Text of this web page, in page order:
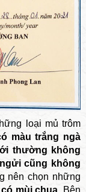
loại mủ trôm
màu trắng ngà
thường không
cũng không
nên chọn những
mùi chua . Bên